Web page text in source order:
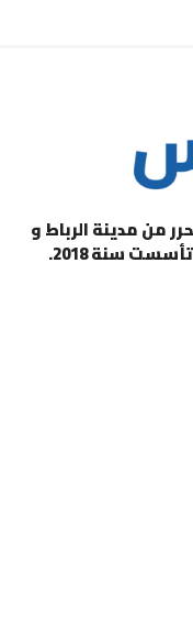
من مدينة الرباط و
سنة 2018.